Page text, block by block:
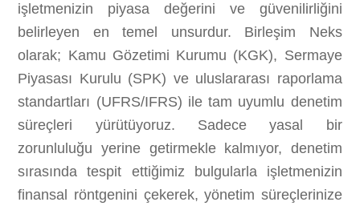
işletmenizin piyasa değerini ve güvenilirliğini
belirleyen en temel unsurdur. Birleşim Neks
olarak; Kamu Gözetimi Kurumu (KGK), Sermaye
Piyasası Kurulu (SPK) ve uluslararası raporlama
standartları (UFRS/IFRS) ile tam uyumlu denetim
süreçleri yürütüyoruz. Sadece yasal bir
zorunluluğu yerine getirmekle kalmıyor, denetim
sırasında tespit ettiğimiz bulgularla işletmenizin
finansal röntgenini çekerek, yönetim süreçlerinize